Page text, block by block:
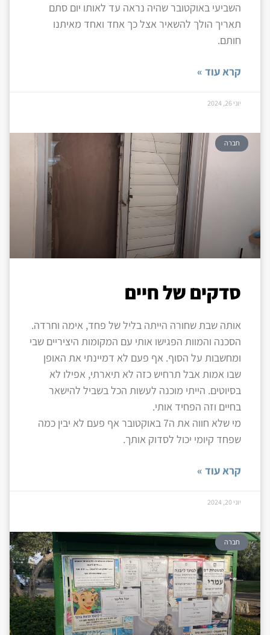
השביעי באוקטובר שהיה נראה עד לאותו יום סתם
תאריך הולך להשאיר אצל כך אחד ואחד מאיתנו
חותם.
קרא עוד »
יוני 26, 2024
חברה
סדקים של חיים
אותה שבת שחורה הייתה בליל של פחד, אימה וחרדה.
הסכנה והמוות הפגישו אותי עם המקומות היציריים שבי
ומחשבות על הסוף. אף פעם לא דמיינתי את האופן
שבו אמות אבל תרחיש כזה לא תיארתי, אפילו לא
בסיוטים. הייתי מוכנה לעשות הכל בשביל להישאר
בחיים וזה הפחיד אותי.
מי שלא חווה את ה7 באוקטובר אף פעם לא יבין כמה
שפחד קיומי יכול לסדוק אותך.
קרא עוד »
יוני 20, 2024
חברה